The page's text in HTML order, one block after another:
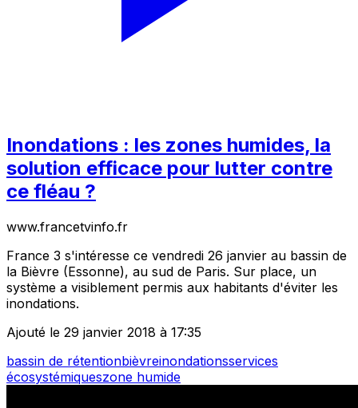
Inondations : les zones humides, la
solution efficace pour lutter contre
ce fléau ?
www.francetvinfo.fr
France 3 s'intéresse ce vendredi 26 janvier au bassin de
la Bièvre (Essonne), au sud de Paris. Sur place, un
système a visiblement permis aux habitants d'éviter les
inondations.
Ajouté le 29 janvier 2018 à 17:35
bassin de rétentionbièvreinondationsservices
écosystémiqueszone humide